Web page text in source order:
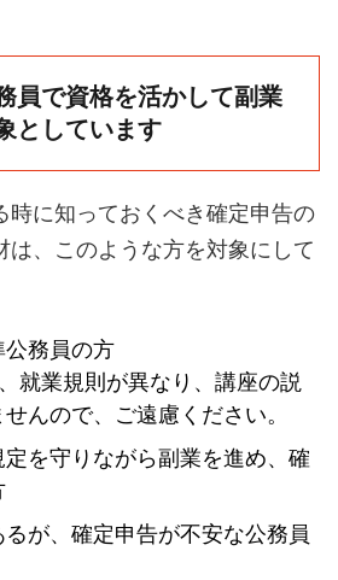
員で資格を活かして副業
としています
時に知っておくべき確定申告の
は、このような方を対象にして
務員の方
就業規則が異なり、講座の説
んので、ご遠慮ください。
を守りながら副業を進め、確
が、確定申告が不安な公務員